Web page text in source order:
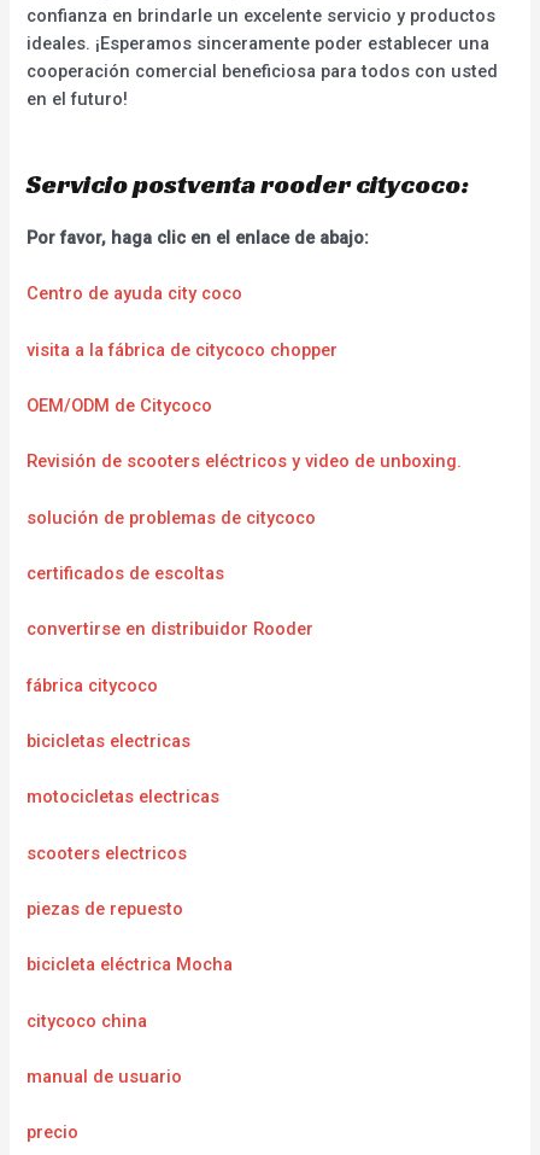
confianza en brindarle un excelente servicio y productos
ideales. ¡Esperamos sinceramente poder establecer una
cooperación comercial beneficiosa para todos con usted
en el futuro!
Servicio postventa rooder citycoco:
Por favor, haga clic en el enlace de abajo:
Centro de ayuda city coco
visita a la fábrica de citycoco chopper
OEM/ODM de Citycoco
Revisión de scooters eléctricos y video de unboxing.
solución de problemas de citycoco
certificados de escoltas
convertirse en distribuidor Rooder
fábrica citycoco
bicicletas electricas
motocicletas electricas
scooters electricos
piezas de repuesto
bicicleta eléctrica Mocha
citycoco china
manual de usuario
precio